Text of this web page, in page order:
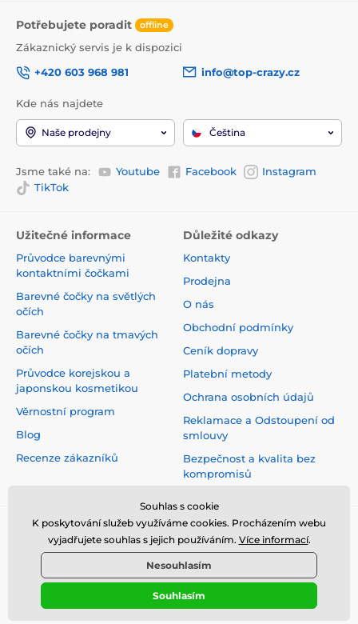
Potřebujete poradit offline
Zákaznický servis je k dispozici
+420 603 968 981
info@top-crazy.cz
Kde nás najdete
Naše prodejny Čeština
Jsme také na: Youtube Facebook
Instagram
TikTok
Užitečné informace
Průvodce barevnými
kontaktními čočkami
Barevné čočky na světlých
očích
Barevné čočky na tmavých
očích
Průvodce korejskou a
japonskou kosmetikou
Věrnostní program
Blog
Recenze zákazníků
Důležité odkazy
Kontakty
Prodejna
O nás
Obchodní podmínky
Ceník dopravy
Platební metody
Ochrana osobních údajů
Reklamace a Odstoupení od
smlouvy
Bezpečnost a kvalita bez
kompromisů
© 2026 www.top-crazy.cz ⦁ E-shop vytvořila
Souhlas s cookie
K poskytování služeb využíváme cookies. Procházením webu
vyjadřujete souhlas s jejich používáním. Více informací.
Nesouhlasím
Souhlasím